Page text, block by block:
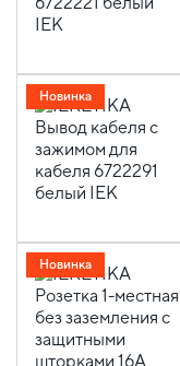
Новинка
Новинка